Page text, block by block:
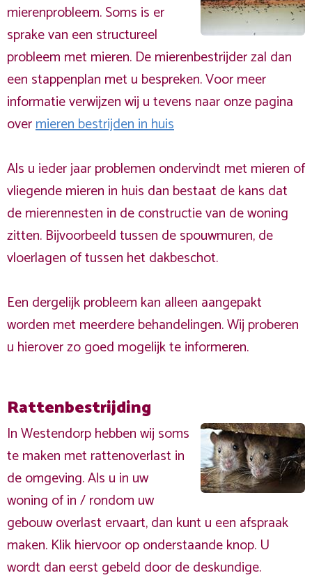
mierenprobleem. Soms is er
sprake van een structureel
probleem met mieren. De mierenbestrijder zal dan
een stappenplan met u bespreken. Voor meer
informatie verwijzen wij u tevens naar onze pagina
overmieren bestrijden in huis
Als u ieder jaar problemen ondervindt met mieren of
vliegende mieren in huis dan bestaat de kans dat
de mierennesten in de constructie van de woning
zitten. Bijvoorbeeld tussen de spouwmuren, de
vloerlagen of tussen het dakbeschot.
Een dergelijk probleem kan alleen aangepakt
worden met meerdere behandelingen. Wij proberen
u hierover zo goed mogelijk te informeren.
Rattenbestrijding
In Westendorp hebben wij soms
te maken met rattenoverlast in
de omgeving. Als u in uw
woning of in / rondom uw
gebouw overlast ervaart, dan kunt u een afspraak
maken. Klik hiervoor op onderstaande knop. U
wordt dan eerst gebeld door de deskundige.